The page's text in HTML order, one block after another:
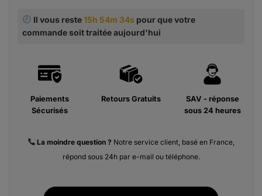
Il vous reste15h 54m 33spour que votre
commande soit traitée aujourd'hui
Paiements
Sécurisés
Retours Gratuits
SAV - réponse
sous 24 heures
La moindre question ? Notre service client, basé en France,
répond sous 24h par e-mail ou téléphone.